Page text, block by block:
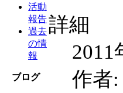
活動
報告
過去
の情
報
ブログ
詳細
2011
作者